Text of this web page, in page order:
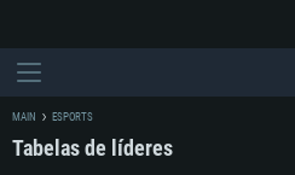
MAIN ESPORTS
Tabelas de líderes